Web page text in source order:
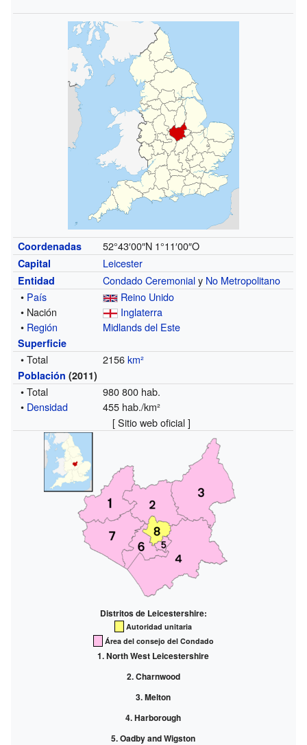
Coordenadas 52°43′00″N 1°11′00″O
Capital Leicester
Entidad Condado Ceremonialy No Metropolitano
• País
Reino Unido
• Nación
Inglaterra
• Región Midlands del Este
Superficie
• Total 2156km²
Población (2011)
• Total
980 800 hab.
• Densidad
455 hab./km²
[ Sitio web oficial ]
Distritos de Leicestershire:
Autoridad unitaria
Área del consejo del Condado
North West Leicestershire
Charnwood
Melton
Harborough
Oadby and Wigston